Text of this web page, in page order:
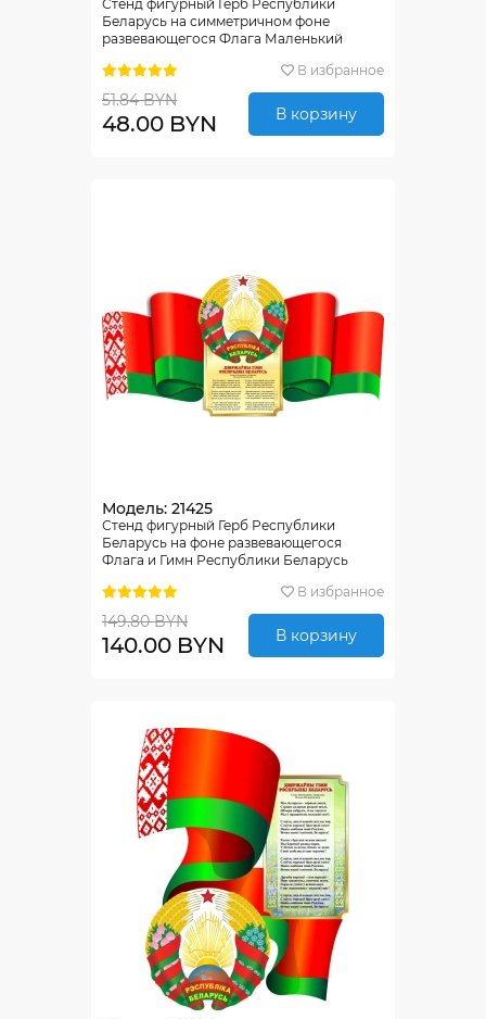
Стенд фигурный Герб Республики
Беларусь на симметричном фоне
развевающегося Флага Маленький
В избранное
51.84 BYN
48.00 BYN В корзину
Модель: 21425
Стенд фигурный Герб Республики
Беларусь на фоне развевающегося
Флага и Гимн Республики Беларусь
В избранное
149.80 BYN
140.00 BYN В корзину